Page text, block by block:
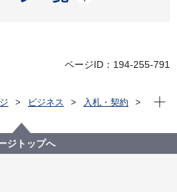
ページID：194-255-791
ビジネス
入札・契約
公募型プロポーザル】ほどがや国
運営業務委託
現在
ジトップへ